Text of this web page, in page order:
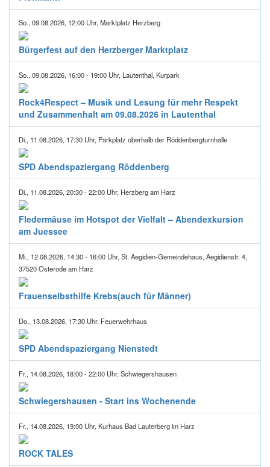
So., 09.08.2026, 12:00 Uhr, Marktplatz Herzberg
Bürgerfest auf den Herzberger Marktplatz
So., 09.08.2026, 16:00 - 19:00 Uhr, Lautenthal, Kurpark
Rock4Respect – Musik und Lesung für mehr Respekt
und Zusammenhalt am 09.08.2026 in Lautenthal
Di., 11.08.2026, 17:30 Uhr, Parkplatz oberhalb der Röddenbergturnhalle
SPD Abendspaziergang Röddenberg
Di., 11.08.2026, 20:30 - 22:00 Uhr, Herzberg am Harz
Fledermäuse im Hotspot der Vielfalt – Abendexkursion
am Juessee
Mi., 12.08.2026, 14:30 - 16:00 Uhr, St. Aegidien-Gemeindehaus, Aegidienstr. 4,
37520 Osterode am Harz
Frauenselbsthilfe Krebs(auch für Männer)
Do., 13.08.2026, 17:30 Uhr, Feuerwehrhaus
SPD Abendspaziergang Nienstedt
Fr., 14.08.2026, 18:00 - 22:00 Uhr, Schwiegershausen
Schwiegershausen - Start ins Wochenende
Fr., 14.08.2026, 19:00 Uhr, Kurhaus Bad Lauterberg im Harz
ROCK TALES